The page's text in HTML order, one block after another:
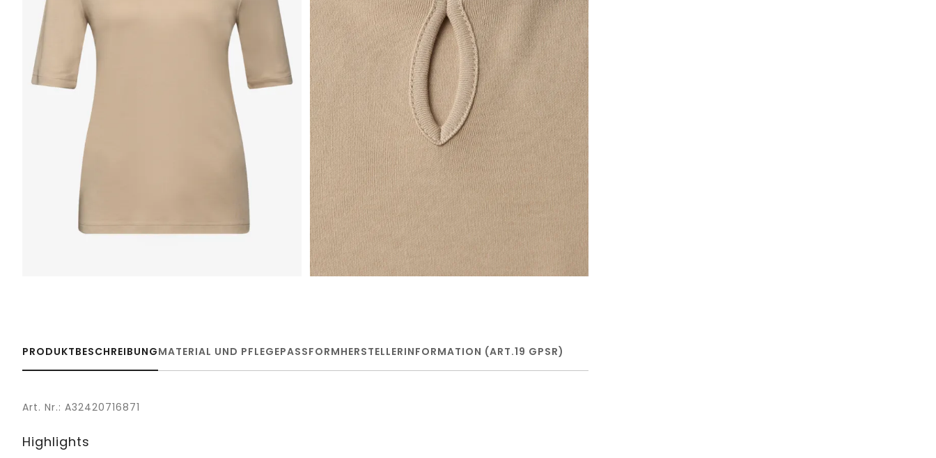
PRODUKTBESCHREIBUNGMATERIAL UND PFLEGEPASSFORMHERSTELLERINFORMATION (ART.19 GPSR)
Art. Nr.: A32420716871
Highlights